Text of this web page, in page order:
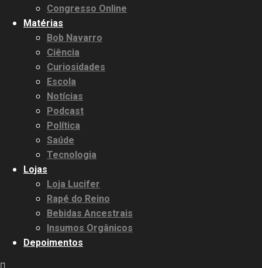
Congresso Online
Matérias
Bob Navarro
Ciência
Curiosidades
Escola
Notícias
Podcast
Política
Saúde
Tecnologia
Lojas
Loja Lucifer
Rapé do Reino
Bebidas Ancestrais
Insumos Orgânicos
Depoimentos